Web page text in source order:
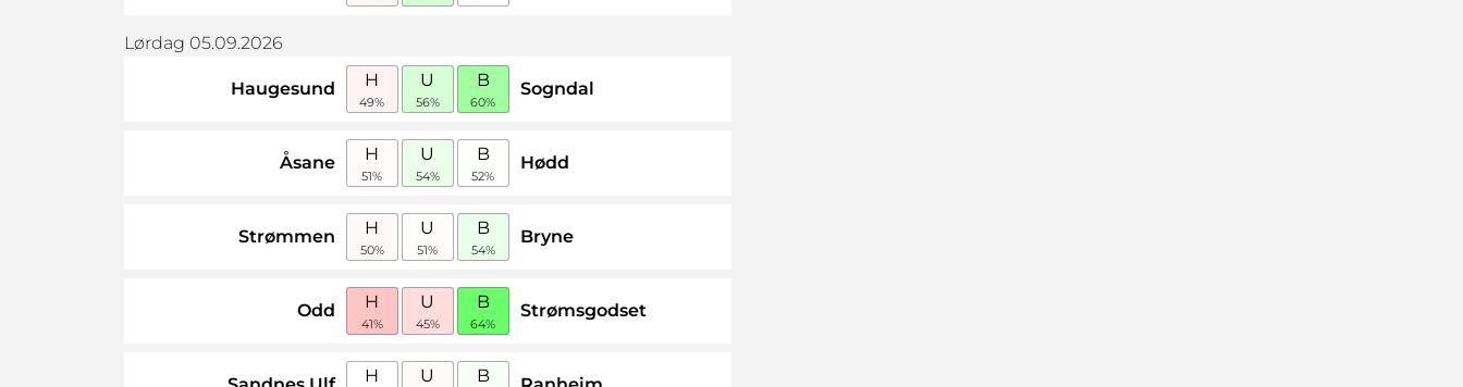
Lørdag 05.09.2026
Haugesund H
49%
U
56%
B
60%
Sogndal
Åsane H
51%
U
54%
B
52%
Hødd
Strømmen H
50%
U
51%
B
54%
Bryne
Odd H
41%
U
45%
B
64%
Strømsgodset
H U B